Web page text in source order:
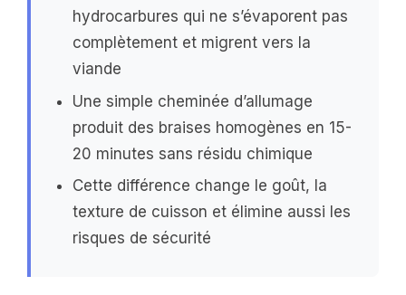
hydrocarbures qui ne s’évaporent pas
complètement et migrent vers la
viande
Une simple cheminée d’allumage
produit des braises homogènes en 15-
20 minutes sans résidu chimique
Cette différence change le goût, la
texture de cuisson et élimine aussi les
risques de sécurité